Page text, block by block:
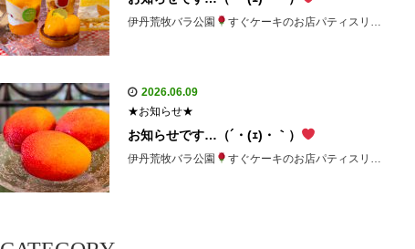
伊丹荒牧バラ公園 すぐケーキのお店パティスリ…
2026.06.09
★お知らせ★
お知らせです…（´・(ｪ)・｀）
伊丹荒牧バラ公園 すぐケーキのお店パティスリ…